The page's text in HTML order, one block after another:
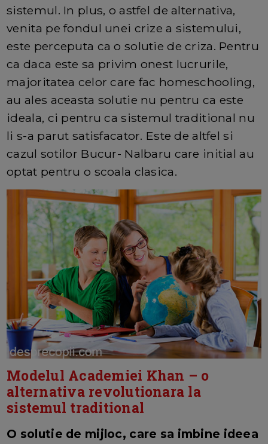
sistemul. In plus, o astfel de alternativa,
venita pe fondul unei crize a sistemului,
este perceputa ca o solutie de criza. Pentru
ca daca este sa privim onest lucrurile,
majoritatea celor care fac homeschooling,
au ales aceasta solutie nu pentru ca este
ideala, ci pentru ca sistemul traditional nu
li s-a parut satisfacator. Este de altfel si
cazul sotilor Bucur- Nalbaru care initial au
optat pentru o scoala clasica.
Modelul Academiei Khan – o
alternativa revolutionara la
sistemul traditional
O solutie de mijloc, care sa imbine ideea